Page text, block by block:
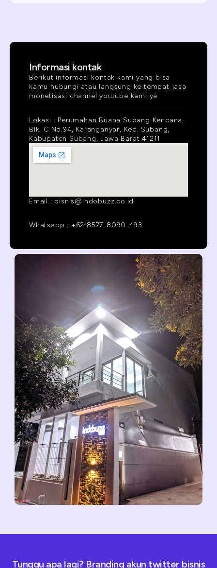
Informasi kontak
Berikut informasi kontak kami yang bisa
kamu hubungi atau langsung ke tempat jasa
monetisasi channel youtube kami ya.
Lokasi : Perumahan Buana Subang Kencana,
Blk. C No.94, Karanganyar, Kec. Subang,
Kabupaten Subang, Jawa Barat 41211
Email : bisnis@indobuzz.co.id
Whatsapp : +62 8577-8090-493
Tunggu apa lagi? Branding akun twitter bisnis